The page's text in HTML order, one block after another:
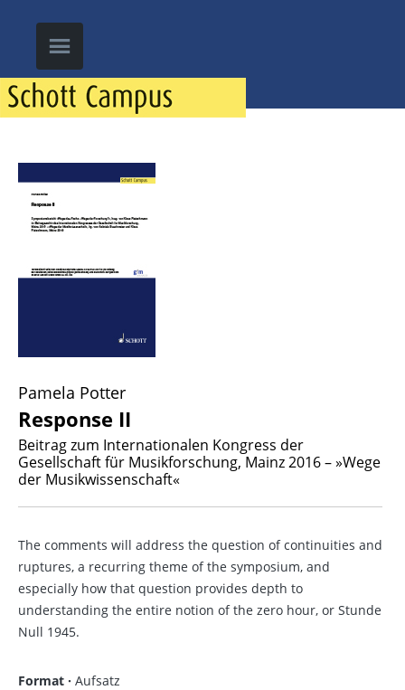
Pamela Potter
Response II
Beitrag zum Internationalen Kongress der
Gesellschaft für Musikforschung, Mainz 2016 – »Wege
der Musikwissenschaft«
The comments will address the question of continuities and
ruptures, a recurring theme of the symposium, and
especially how that question provides depth to
understanding the entire notion of the zero hour, or Stunde
Null 1945.
Format · Aufsatz